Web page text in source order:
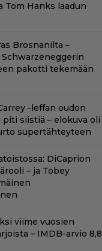
Tom Hanks laadun
Brosnanilta –
Schwarzeneggerin
pakotti tekemään
-leffan oudon
piti siistiä – elokuva oli
supertähteyteen
DiCaprion
– ja Tobey
viime vuosien
– IMDB-arvio 8,8